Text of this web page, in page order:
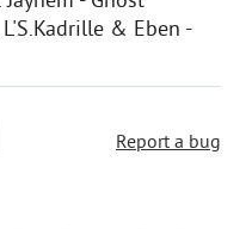
& Eben -
Report a bug